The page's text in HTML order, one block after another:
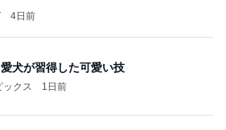
4日前
犬が習得した可愛い技
クス 1日前